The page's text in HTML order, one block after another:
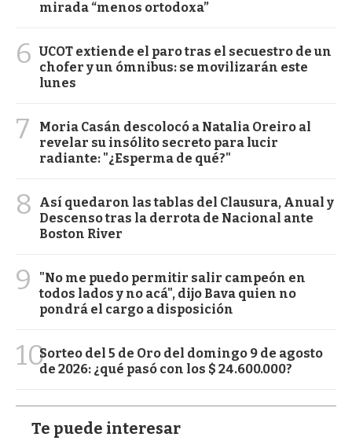
mirada “menos ortodoxa”
6 UCOT extiende el paro tras el secuestro de un
chofer y un ómnibus: se movilizarán este
lunes
7
Moria Casán descolocó a Natalia Oreiro al
revelar su insólito secreto para lucir
radiante: "¿Esperma de qué?"
8
Así quedaron las tablas del Clausura, Anual y
Descenso tras la derrota de Nacional ante
Boston River
9
"No me puedo permitir salir campeón en
todos lados y no acá", dijo Bava quien no
pondrá el cargo a disposición
10Sorteo del 5 de Oro del domingo 9 de agosto
de 2026: ¿qué pasó con los $ 24.600.000?
Te puede interesar